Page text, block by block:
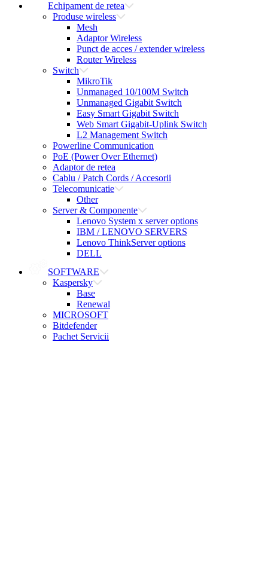
Echipament de retea
Produse wireless
Mesh
Adaptor Wireless
Punct de acces / extender wireless
Router Wireless
Switch
MikroTik
Unmanaged 10/100M Switch
Unmanaged Gigabit Switch
Easy Smart Gigabit Switch
Web Smart Gigabit-Uplink Switch
L2 Management Switch
Powerline Communication
PoE (Power Over Ethernet)
Adaptor de retea
Cablu / Patch Cords / Accesorii
Telecomunicatie
Other
Server & Componente
Lenovo System x server options
IBM / LENOVO SERVERS
Lenovo ThinkServer options
DELL
SOFTWARE
Kaspersky
Base
Renewal
MICROSOFT
Bitdefender
Pachet Servicii